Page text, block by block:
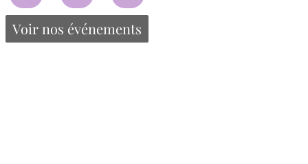
Voir nos événements